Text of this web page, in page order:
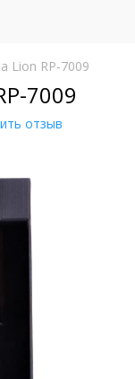
Lion RP-7009
7009
отзыв